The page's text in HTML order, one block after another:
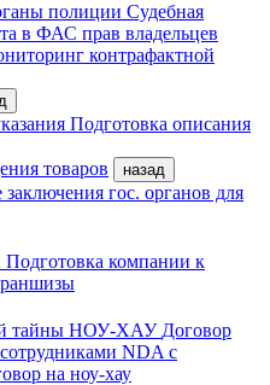
полиции Судебная
в ФАС прав владельцев
контрафактной
Подготовка описания
товаров
назад
гос. органов для
Подготовка компании к
тайны НОУ-ХАУ Договор
NDA с
на ноу-хау